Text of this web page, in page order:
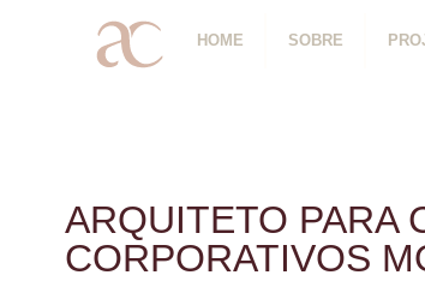
HOME SOBRE
ARQUITETO PARA
CORPORATIVOS